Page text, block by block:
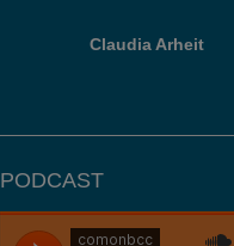
Claudia Arheit
PODCAST